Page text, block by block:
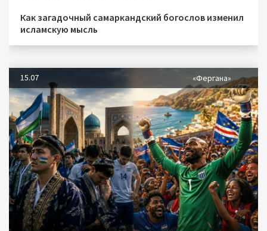
Как загадочный самаркандский богослов изменил
исламскую мысль
15.07 «Фергана»